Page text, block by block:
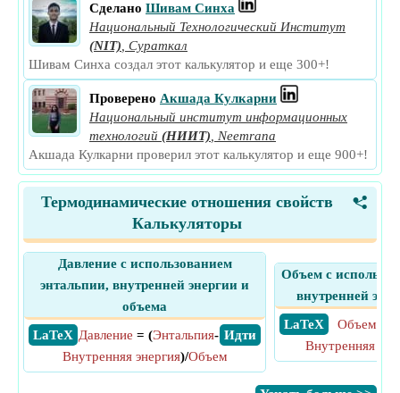
Сделано Шивам Синха
Национальный Технологический Институт
(NIT) Сураткал
Шивам Синха создал этот калькулятор и еще 300+!
Проверено Акшада Кулкарни
Национальный институт информационных
технологий (НИИТ)
Neemrana
Акшада Кулкарни проверил этот калькулятор и еще 900+!
<
Термодинамические отношения свойств
Калькуляторы
Давление с использованием
энтальпии, внутренней энергии и
объема
​ LaTeX
​ Идти
Давление = (Энтальпия-
Внутренняя энергия)/Объем
Объем с
внутренней
​ LaTeX
Объем
Внутренняя